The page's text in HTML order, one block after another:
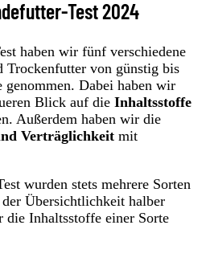
Test 2024
haben wir fünf verschiedene
Trockenfutter von günstig bis
genommen. Dabei haben wir
Blick auf die Inhaltsstoffe
Außerdem haben wir die
Verträglichkeit mit
wurden stets mehrere Sorten
Übersichtlichkeit halber
Inhaltsstoffe einer Sorte